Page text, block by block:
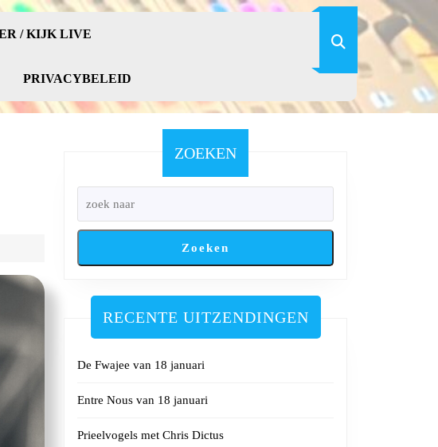
/ KIJK LIVE
PRIVACYBELEID
ZOEKEN
Zoeken
RECENTE UITZENDINGEN
De Fwajee van 18 januari
Entre Nous van 18 januari
Prieelvogels met Chris Dictus